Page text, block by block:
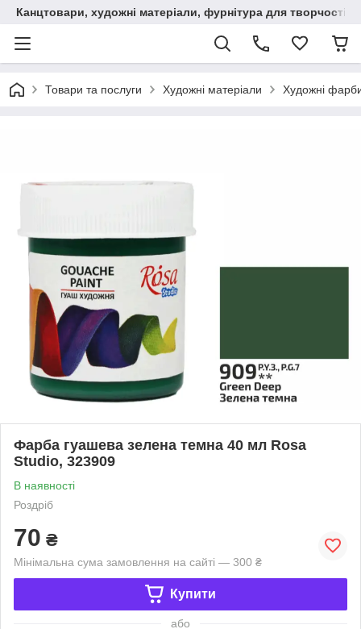
Канцтовари, художні матеріали, фурнітура для творчості
Товари та послуги Художні матеріали Художні
Фарба гуашева зелена темна 40 мл Rosa
Studio, 323909
В наявності
Роздріб
70 ₴
Мінімальна сума замовлення на сайті — 300 ₴
Купити
або